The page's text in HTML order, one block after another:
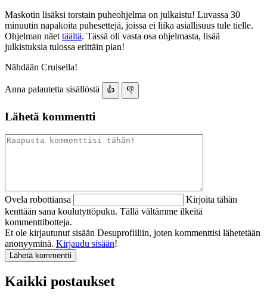
Maskotin lisäksi torstain puheohjelma on julkaistu! Luvassa 30
minuutin napakoita puhesettejä, joissa ei liika asiallisuus tule tielle.
Ohjelman näet täältä. Tässä oli vasta osa ohjelmasta, lisää
julkistuksia tulossa erittäin pian!
Nähdään Cruisella!
Anna palautetta sisällöstä 👍 👎
Lähetä kommentti
Ovela robottiansa
Kirjoita tähän
kenttään sana koulutyttöpuku. Tällä vältämme ilkeitä
kommenttibotteja.
Et ole kirjautunut sisään Desuprofiiliin, joten kommenttisi lähetetään
anonyyminä. Kirjaudu sisään!
Kaikki postaukset